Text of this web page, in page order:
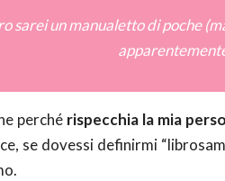
sarei un manualetto di poche
perché rispecchia la mia
se dovessi definirmi